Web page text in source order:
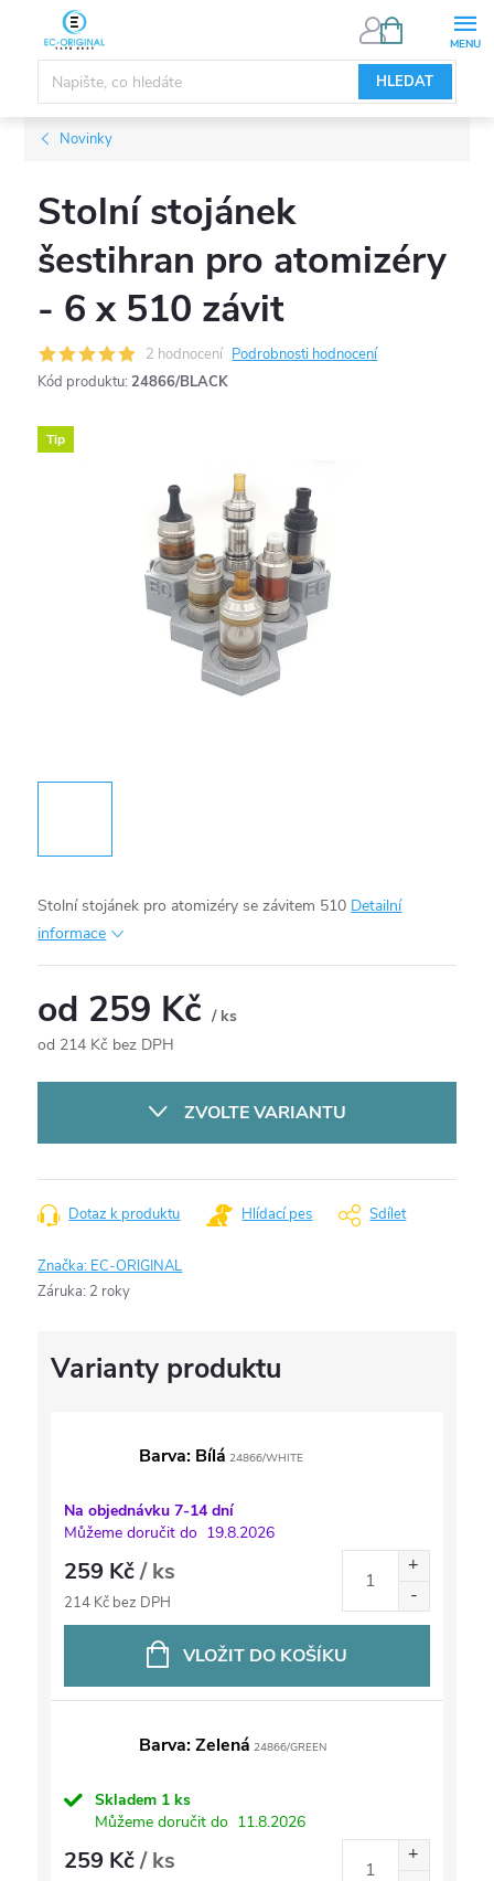
obsah
HLEDAT
NÁKUPNÍ
Novinky
Stolní stojánek
šestihran pro atomizéry
- 6 x 510 závit
2 hodnocení Podrobnosti hodnocení
Kód produktu: 24866/BLACK
Tip
Stolní stojánek pro atomizéry se závitem 510 Detailní
informace
od 259 Kč / ks
od 214 Kč bez DPH
ZVOLTE VARIANTU
Dotaz k produktu Hlídací pes Sdílet
Značka: EC-ORIGINAL
Záruka: 2 roky
Barva: Bílá 24866/WHITE
Na objednávku 7-14 dní
Můžeme doručit do 19.8.2026
259 Kč/ ks
214 Kč bez DPH
VLOŽIT DO KOŠÍKU
Barva: Zelená 24866/GREEN
Skladem 1 ks
Můžeme doručit do 11.8.2026
259 Kč/ ks